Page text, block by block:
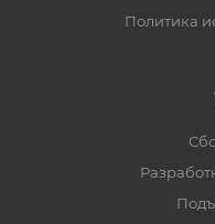
Политика